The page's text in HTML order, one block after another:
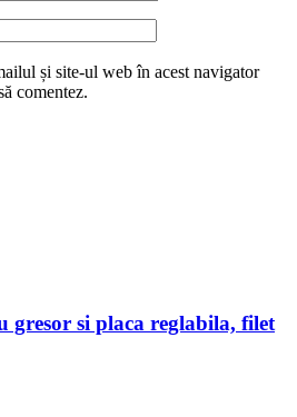
și site-ul web în acest navigator
comentez.
gresor si placa reglabila, filet